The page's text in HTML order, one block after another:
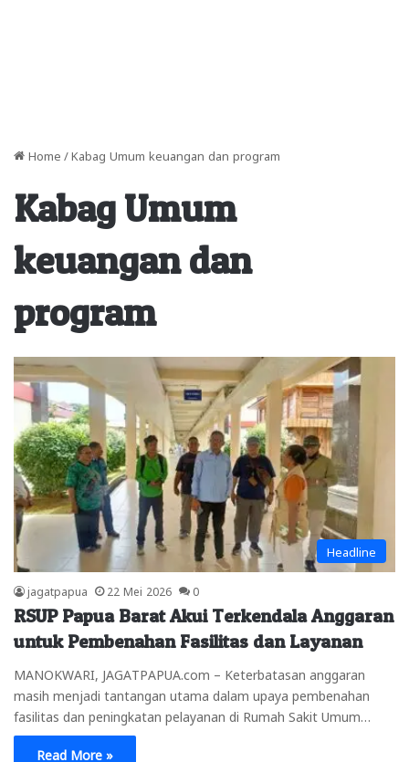
Home / Kabag Umum keuangan dan program
Kabag Umum
keuangan dan
program
Headline
jagatpapua 22 Mei 2026 0
RSUP Papua Barat Akui Terkendala Anggaran
untuk Pembenahan Fasilitas dan Layanan
MANOKWARI, JAGATPAPUA.com – Keterbatasan anggaran
masih menjadi tantangan utama dalam upaya pembenahan
fasilitas dan peningkatan pelayanan di Rumah Sakit Umum…
Read More »